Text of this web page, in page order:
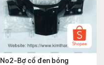
No2-Bợ cổ đen bóng